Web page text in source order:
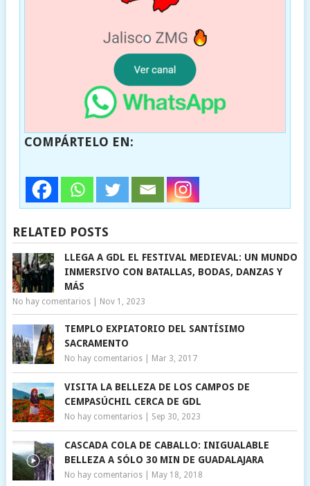
COMPÁRTELO EN:
RELATED POSTS
LLEGA A GDL EL FESTIVAL MEDIEVAL: UN MUNDO
INMERSIVO CON BATALLAS, BODAS, DANZAS Y
MÁS
No hay comentarios| Nov 1, 2023
TEMPLO EXPIATORIO DEL SANTÍSIMO
SACRAMENTO
No hay comentarios| Mar 3, 2017
VISITA LA BELLEZA DE LOS CAMPOS DE
CEMPASÚCHIL CERCA DE GDL
No hay comentarios| Sep 30, 2023
CASCADA COLA DE CABALLO: INIGUALABLE
BELLEZA A SÓLO 30 MIN DE GUADALAJARA
No hay comentarios| May 18, 2018